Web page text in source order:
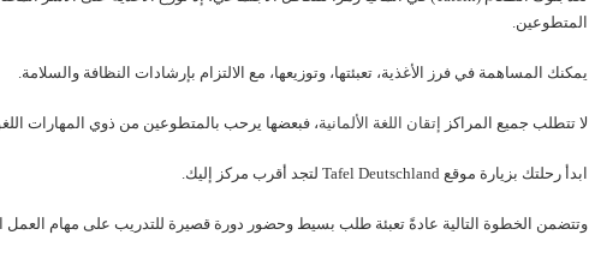
المتطوعين.
يمكنك المساهمة في فرز الأغذية، تعبئتها، وتوزيعها، مع الالتزام بإرشادات النظافة والسلامة.
لا تتطلب جميع المراكز إتقان اللغة الألمانية، فبعضها يرحب بالمتطوعين من ذوي المهارات
ابدأ رحلتك بزيارة موقع Tafel Deutschland لتجد أقرب مركز إليك.
وتتضمن الخطوة التالية عادةً تعبئة طلب بسيط وحضور دورة قصيرة للتدريب على مهام العمل